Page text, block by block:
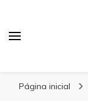
Página inicial